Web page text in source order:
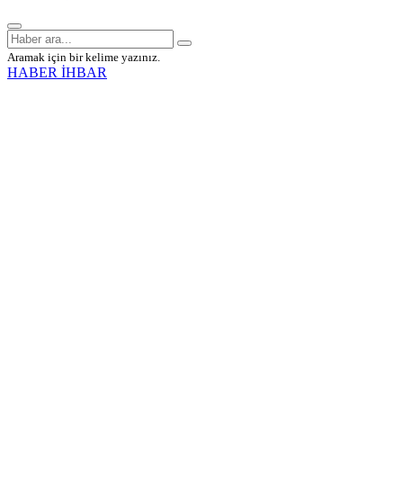
Aramak için bir kelime yazınız.
HABER İHBAR